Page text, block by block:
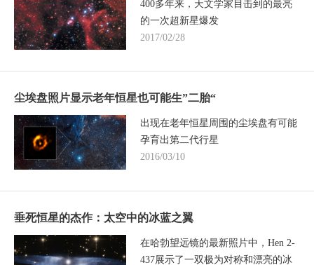
400多年来，天文学家目击到的最亮
的一次超新星爆发
2017/02/28
尘埃盘照片显示老年恒星也可能生”二胎“
出现在老年恒星周围的尘埃盘有可能
孕育出第二代行星
2016/03/10
垂死恒星的杰作：太空中的冰蓝之翼
在哈勃望远镜的最新照片中，Hen 2-
437展示了一双极为对称和漂亮的冰